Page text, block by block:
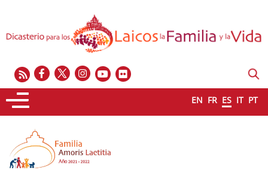
EN FR ES IT PT